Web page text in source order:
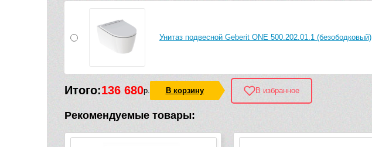
Унитаз подвесной Geberit ONE 500.202.01.1 (безободковый)
Итого:136 680р. В корзину В избранное
Рекомендуемые товары: